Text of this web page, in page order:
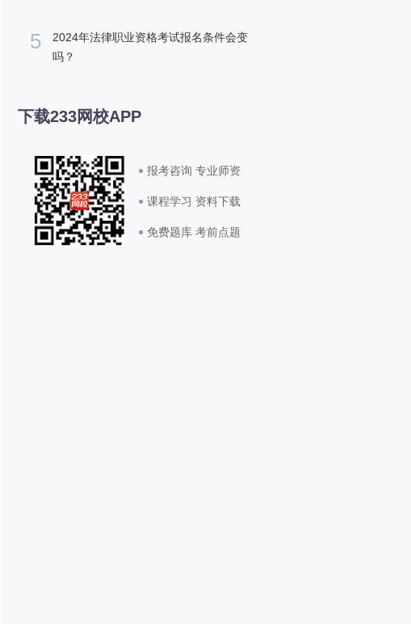
5
2024年法律职业资格考试报名条件会变
吗？
下载233网校APP
报考咨询 专业师资
课程学习 资料下载
免费题库 考前点题